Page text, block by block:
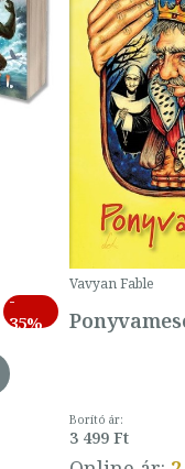
-
35%
Vavyan Fable
Borító ár:
3 499 Ft